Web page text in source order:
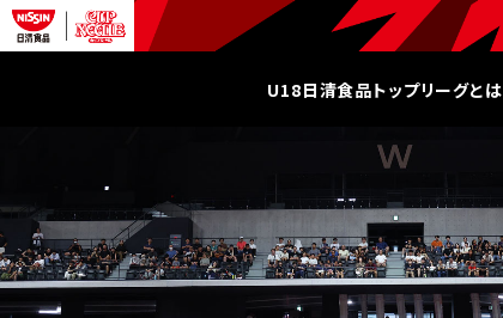
U18日清食品トップリーグとは